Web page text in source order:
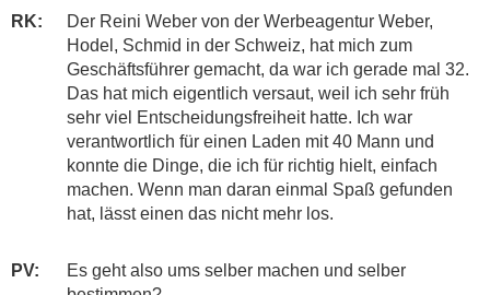
RK:
Der Reini Weber von der Werbeagentur Weber,
Hodel, Schmid in der Schweiz, hat mich zum
Geschäftsführer gemacht, da war ich gerade mal 32.
Das hat mich eigentlich versaut, weil ich sehr früh
sehr viel Entscheidungsfreiheit hatte. Ich war
verantwortlich für einen Laden mit 40 Mann und
konnte die Dinge, die ich für richtig hielt, einfach
machen. Wenn man daran einmal Spaß gefunden
hat, lässt einen das nicht mehr los.
PV:
Es geht also ums selber machen und selber